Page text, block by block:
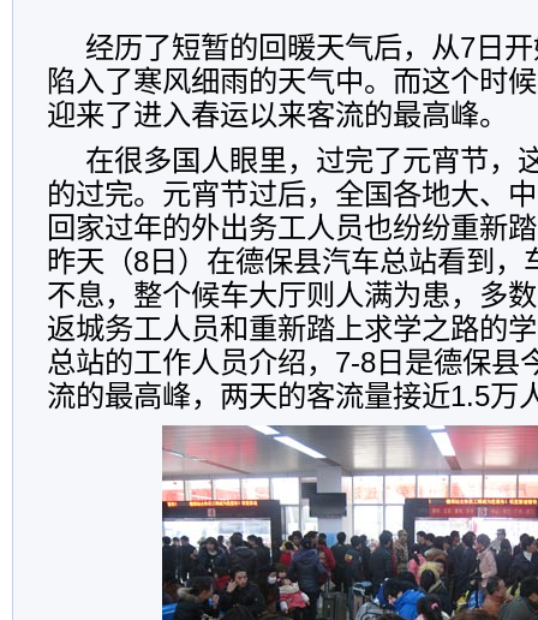
经历了短暂的回暖天气后，从7日
陷入了寒风细雨的天气中。而这个时
迎来了进入春运以来客流的最高峰。
在很多国人眼里，过完了元宵节，
的过完。元宵节过后，全国各地大、
回家过年的外出务工人员也纷纷重新
昨天（8日）在德保县汽车总站看到，
不息，整个候车大厅则人满为患，多
返城务工人员和重新踏上求学之路的
总站的工作人员介绍，7-8日是德保县
流的最高峰，两天的客流量接近1.5万